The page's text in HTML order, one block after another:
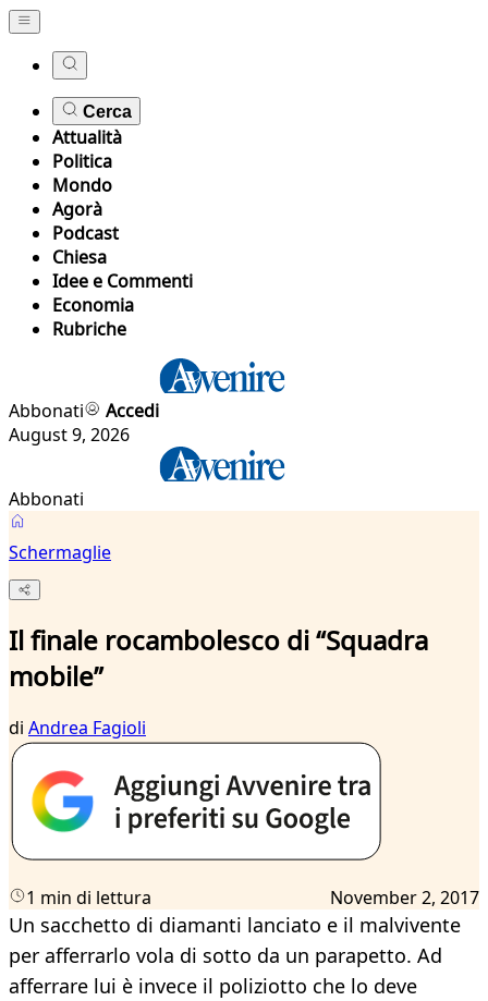
Cerca
Attualità
Politica
Mondo
Agorà
Podcast
Chiesa
Idee e Commenti
Economia
Rubriche
Abbonati
Accedi
August 9, 2026
Abbonati
Schermaglie
Il finale rocambolesco di “Squadra
mobile”
di Andrea Fagioli
1 min di lettura November 2, 2017
Un sacchetto di diamanti lanciato e il malvivente
per afferrarlo vola di sotto da un parapetto. Ad
afferrare lui è invece il poliziotto che lo deve